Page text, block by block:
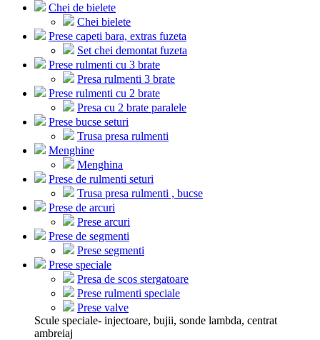
Chei de bielete
Chei bielete
Prese capeti bara, extras fuzeta
Set chei demontat fuzeta
Prese rulmenti cu 3 brate
Presa rulmenti 3 brate
Prese rulmenti cu 2 brate
Presa cu 2 brate paralele
Prese bucse seturi
Trusa presa rulmenti
Menghine
Menghina
Prese de rulmenti seturi
Trusa presa rulmenti , bucse
Prese de arcuri
Prese arcuri
Prese de segmenti
Prese segmenti
Prese speciale
Presa de scos stergatoare
Prese rulmenti speciale
Prese valve
Scule speciale- injectoare, bujii, sonde lambda, centrat
ambreiaj